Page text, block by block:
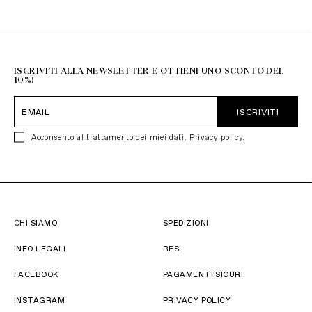
ISCRIVITI ALLA NEWSLETTER E OTTIENI UNO SCONTO DEL
10%!
ISCRIVITI
Acconsento al trattamento dei miei dati. Privacy policy.
CHI SIAMO
INFO LEGALI
FACEBOOK
INSTAGRAM
SPEDIZIONI
RESI
PAGAMENTI SICURI
PRIVACY POLICY